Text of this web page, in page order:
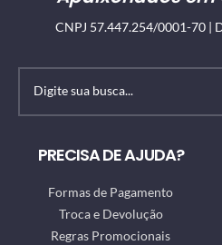
CNPJ 57.447.254/0001-70 |
PRECISA DE AJUDA?
Formas de Pagamento
Troca e Devolução
Regras Promocionais